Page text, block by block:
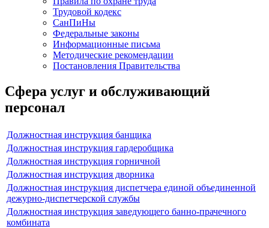
Трудовой кодекс
СанПиНы
Федеральные законы
Информационные письма
Методические рекомендации
Постановления Правительства
Сфера услуг и обслуживающий
персонал
Должностная инструкция банщика
Должностная инструкция гардеробщика
Должностная инструкция горничной
Должностная инструкция дворника
Должностная инструкция диспетчера единой объединенной
дежурно-диспетчерской службы
Должностная инструкция заведующего банно-прачечного
комбината